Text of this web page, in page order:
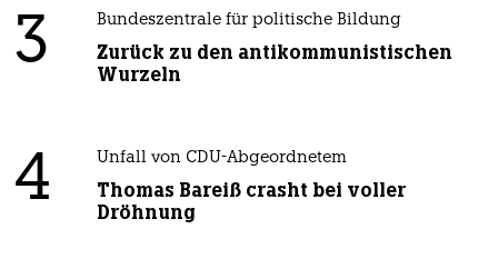
3 Bundeszentrale für politische Bildung
Zurück zu den antikommunistischen
Wurzeln
4 Unfall von CDU-Abgeordnetem
Thomas Bareiß crasht bei voller
Dröhnung